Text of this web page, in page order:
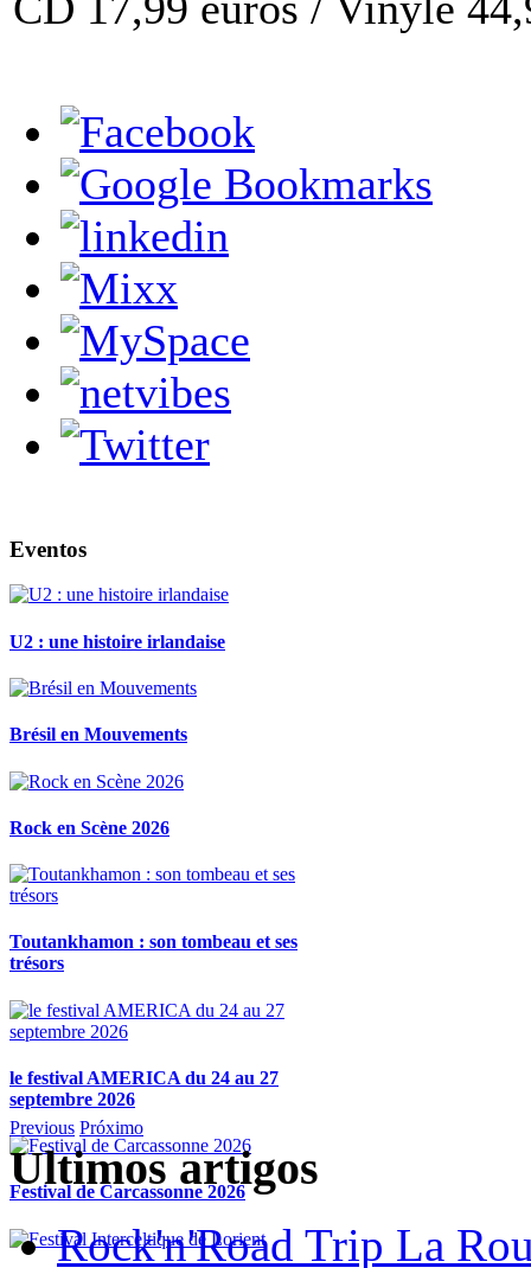
Eventos
U2 : une histoire irlandaise
Brésil en Mouvements
Rock en Scène 2026
Toutankhamon : son tombeau et ses
trésors
le festival AMERICA du 24 au 27
septembre 2026
Festival de Carcassonne 2026
Previous Próximo
Ultimos artigos
Rock'n'Road Trip La